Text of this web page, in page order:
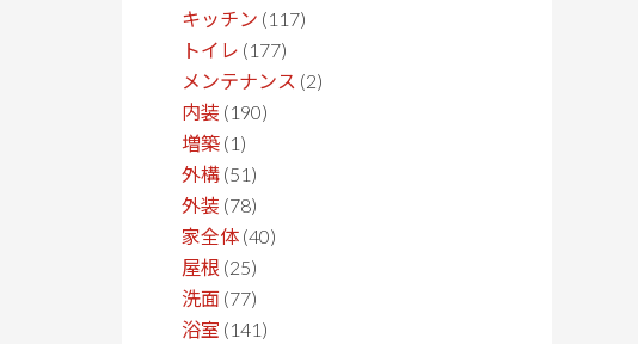
キッチン (117)
トイレ (177)
メンテナンス (2)
内装 (190)
増築 (1)
外構 (51)
外装 (78)
家全体 (40)
屋根 (25)
洗面 (77)
浴室 (141)